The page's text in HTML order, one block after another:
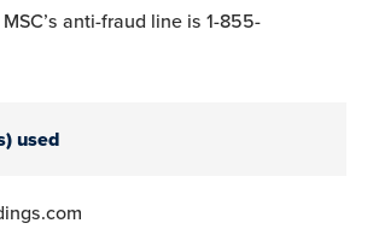
anti-fraud line is 1-855-
used